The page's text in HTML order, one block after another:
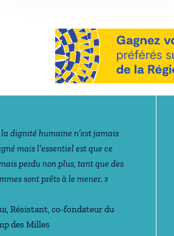
dignité humaine n’est jamais
mais l’essentiel est que ce
perdu non plus, tant que des
sont prêts à le mener. »
, Résistant, co-fondateur du
des Milles